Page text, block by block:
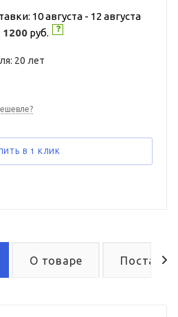
10 августа - 12 августа
1200 руб.
20 лет
В 1 КЛИК
О товаре Поставка